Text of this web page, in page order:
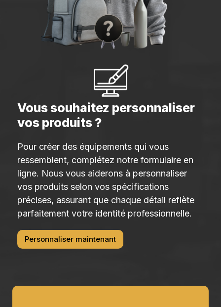
Vous souhaitez personnaliser
vos produits ?
Pour créer des équipements qui vous
ressemblent, complétez notre formulaire en
ligne. Nous vous aiderons à personnaliser
vos produits selon vos spécifications
précises, assurant que chaque détail reflète
parfaitement votre identité professionnelle.
Personnaliser maintenant